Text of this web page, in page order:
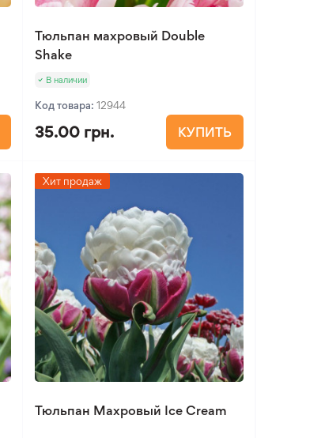
Тюльпан махровый Double
Shake
В наличии
Код товара: 12944
35.00 грн. КУПИТЬ
Хит продаж
Тюльпан Махровый Ice Cream